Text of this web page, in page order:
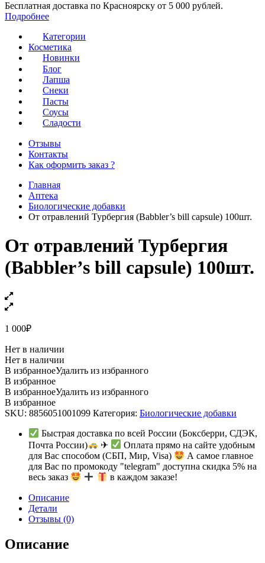
Бесплатная доставка по Красноярску от 5 000 рублей.
Подробнее
Категории
Косметика
Новинки
Блог
Лапша
Снеки
Пасты
Соусы
Сладости
Отзывы
Контакты
Как оформить заказ ?
Главная
Аптека
Биологические добавки
От отравлений Турбергия (Babbler’s bill capsule) 100шт.
От отравлений Турбергия
(Babbler’s bill capsule) 100шт.
1 000₽
Нет в наличии
Нет в наличии
В избранноеУдалить из избранного
В избранное
В избранноеУдалить из избранного
В избранное
SKU: 8856051001099 Категория: Биологические добавки
Быстрая доставка по всей России (Боксберри, СДЭК,
Почта России)
✈
Оплата прямо на сайте удобным
для Вас способом (СБП, Мир, Visa)
А самое главное
для Вас по промокоду "telegram" доступна скидка 5% на
весь заказ
в каждом заказе!
Описание
Детали
Отзывы (0)
Описание